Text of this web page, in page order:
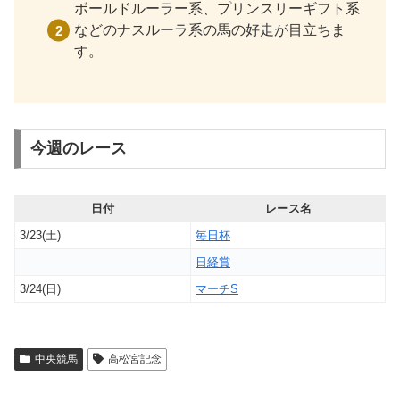
ボールドルーラー系、プリンスリーギフト系
などのナスルーラ系の馬の好走が目立ちま
す。
今週のレース
日付
レース名
3/23(土)
毎日杯
日経賞
3/24(日)
マーチS
中央競馬 高松宮記念